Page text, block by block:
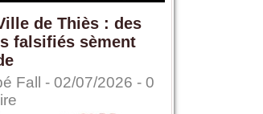
de Thiès : des
falsifiés sèment
Fall - 02/07/2026 - 0